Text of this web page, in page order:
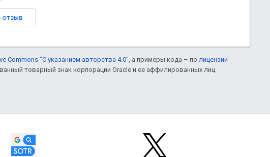
отзыв
Commons "С указанием авторства 4.0" , а примеры кода – по лицензии
товарный знак корпорации Oracle и ее аффилированных лиц.